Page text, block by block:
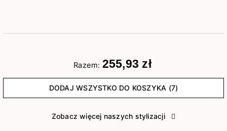
Razem: 255,93 zł
DODAJ WSZYSTKO DO KOSZYKA (7)
Zobacz więcej naszych stylizacji